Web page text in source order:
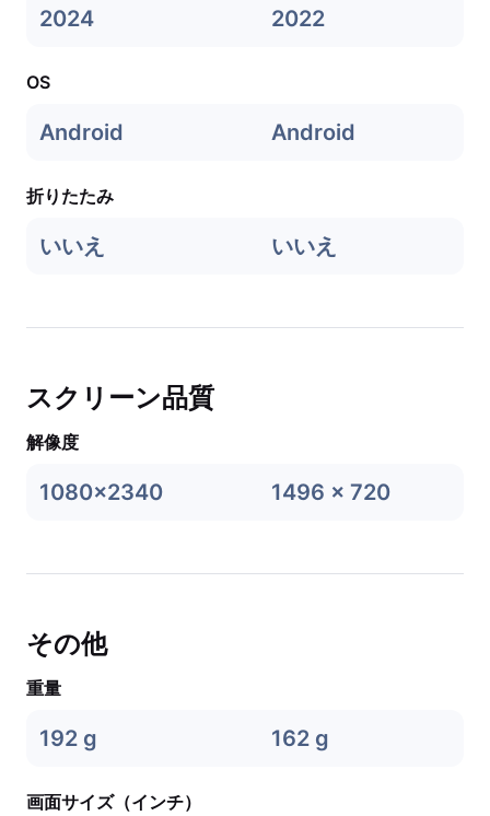
2024 2022
OS
Android Android
折りたたみ
いいえ いいえ
スクリーン品質
解像度
1080x2340 1496 x 720
その他
重量
192 g 162 g
画面サイズ（インチ）